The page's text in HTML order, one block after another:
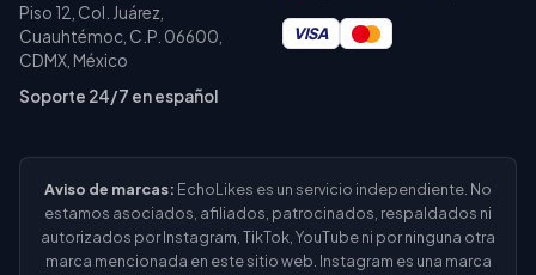
Piso 12, Col. Juárez,
Cuauhtémoc, C.P. 06600,
CDMX, México
Soporte 24/7 en español
VISA
Aviso de marcas: EchoLikes es un servicio independiente. No
estamos asociados, afiliados, patrocinados, respaldados ni
autorizados por Instagram, TikTok, YouTube ni por ninguna otra
marca mencionada en este sitio web. Instagram es una marca